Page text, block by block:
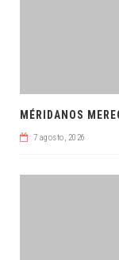
MÉRIDANOS
7 agosto, 2026